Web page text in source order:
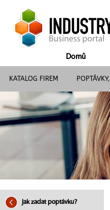
Domů
KATALOG FIREM
Jak zadat poptávku?